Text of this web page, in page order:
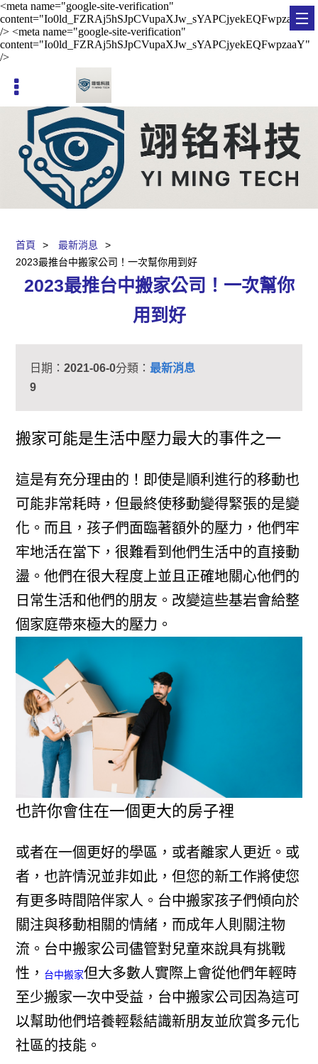
<meta name="google-site-verification"
content="Io0ld_FZRAj5hSJpCVupaXJw_sYAPCjyekEQFwpzaaY"
/> <meta name="google-site-verification"
content="Io0ld_FZRAj5hSJpCVupaXJw_sYAPCjyekEQFwpzaaY"
/>
首頁
最新消息
2023最推台中搬家公司！一次幫你用到好
2023最推台中搬家公司！一次幫你
用到好
日期：2021-06-0
9
分類： 最新消息
搬家可能是生活中壓力最大的事件之一
這是有充分理由的！即使是順利進行的移動也
可能非常耗時，但最終使移動變得緊張的是變
化。而且，孩子們面臨著額外的壓力，他們牢
牢地活在當下，很難看到他們生活中的直接動
盪。他們在很大程度上並且正確地關心他們的
日常生活和他們的朋友。改變這些基岩會給整
個家庭帶來極大的壓力。
也許你會住在一個更大的房子裡
或者在一個更好的學區，或者離家人更近。或
者，也許情況並非如此，但您的新工作將使您
有更多時間陪伴家人。台中搬家孩子們傾向於
關注與移動相關的情緒，而成年人則關注物
流。台中搬家公司儘管對兒童來說具有挑戰
性， 台中搬家但大多數人實際上會從他們年輕時
至少搬家一次中受益，台中搬家公司因為這可
以幫助他們培養輕鬆結識新朋友並欣賞多元化
社區的技能。